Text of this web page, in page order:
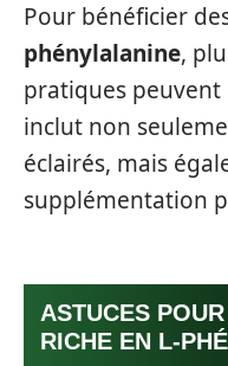
Pour bénéficier
phénylalanine,
pratiques peuvent
inclut non
éclairés, mais
supplémentation
ASTUCES
RICHE EN L-